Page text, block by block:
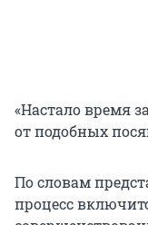
«Настало время
от подобных
По словам
процесс